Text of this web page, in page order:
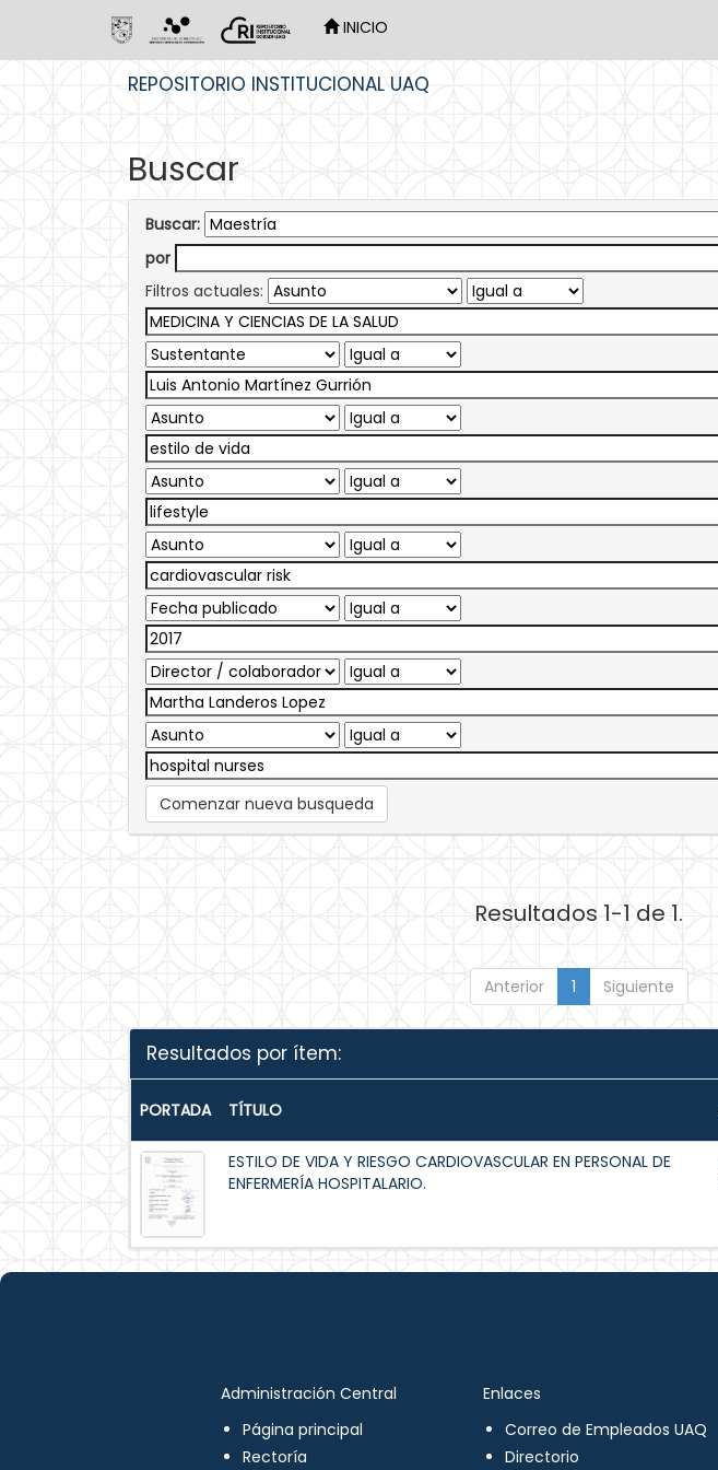
INICIO
REPOSITORIO INSTITUCIONAL UAQ
Buscar
Buscar:
por
Filtros actuales:
Comenzar nueva busqueda
Resultados 1-1 de 1.
Anterior 1 Siguiente
Resultados por ítem:
PORTADA TÍTULO
ESTILO DE VIDA Y RIESGO CARDIOVASCULAR EN PERSONAL DE
ENFERMERÍA HOSPITALARIO.
Administración Central
Página principal
Rectoría
Enlaces
Correo de Empleados UAQ
Directorio